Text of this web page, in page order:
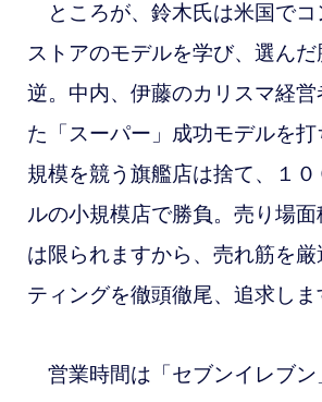
ところが、鈴木氏は米国でコ
ストアのモデルを学び、選ん
逆。中内、伊藤のカリスマ経
た「スーパー」成功モデルを打
規模を競う旗艦店は捨て、１０
ルの小規模店で勝負。売り場
は限られますから、売れ筋を
ティングを徹頭徹尾、追求しま
営業時間は「セブンイレブン